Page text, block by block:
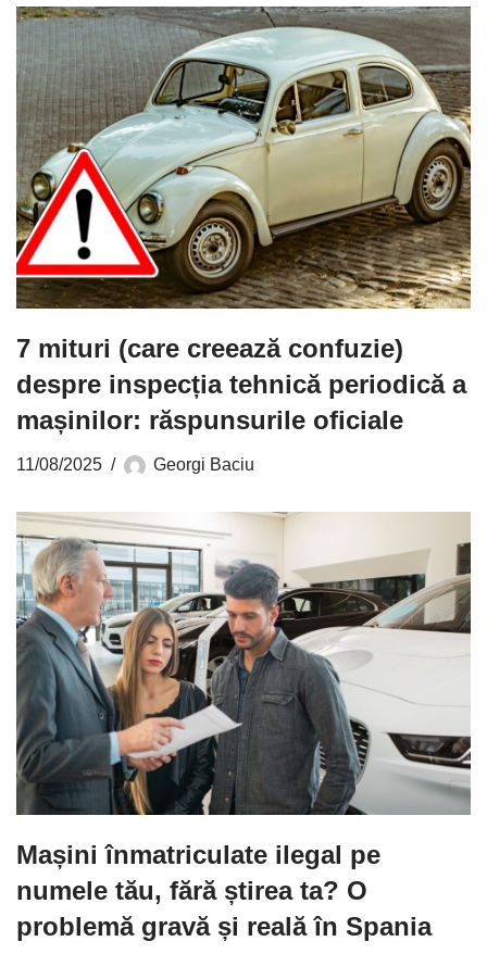
7 mituri (care creează confuzie)
despre inspecția tehnică periodică a
mașinilor: răspunsurile oficiale
11/08/2025 Georgi Baciu
Mașini înmatriculate ilegal pe
numele tău, fără știrea ta? O
problemă gravă și reală în Spania